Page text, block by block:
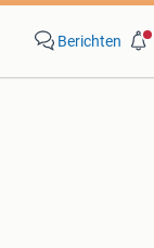
Berichten